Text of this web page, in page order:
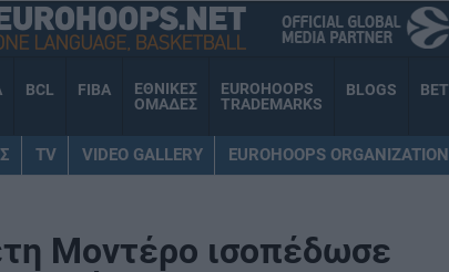
BCL FIBA
ΕΘΝΙΚΕΣ
ΟΜΑΔΕΣ
EUROHOOPS
TRADEMARKS
BLOGS BET
TV VIDEO GALLERY EUROHOOPS ORGANIZATION
Μοντέρο ισοπέδωσε